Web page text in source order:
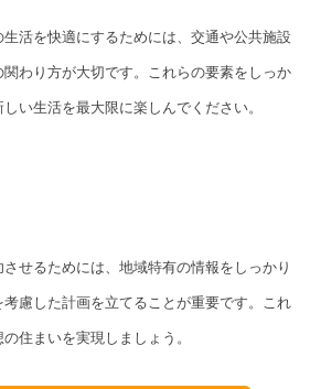
生活を快適にするためには、交通や公共施設
わり方が大切です。これらの要素をしっか
い生活を最大限に楽しんでください。
せるためには、地域特有の情報をしっかり
慮した計画を立てることが重要です。これ
住まいを実現しましょう。